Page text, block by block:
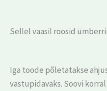
Sellel vaasil roosid
Iga toode põletatakse
vastupidavaks. Soovi